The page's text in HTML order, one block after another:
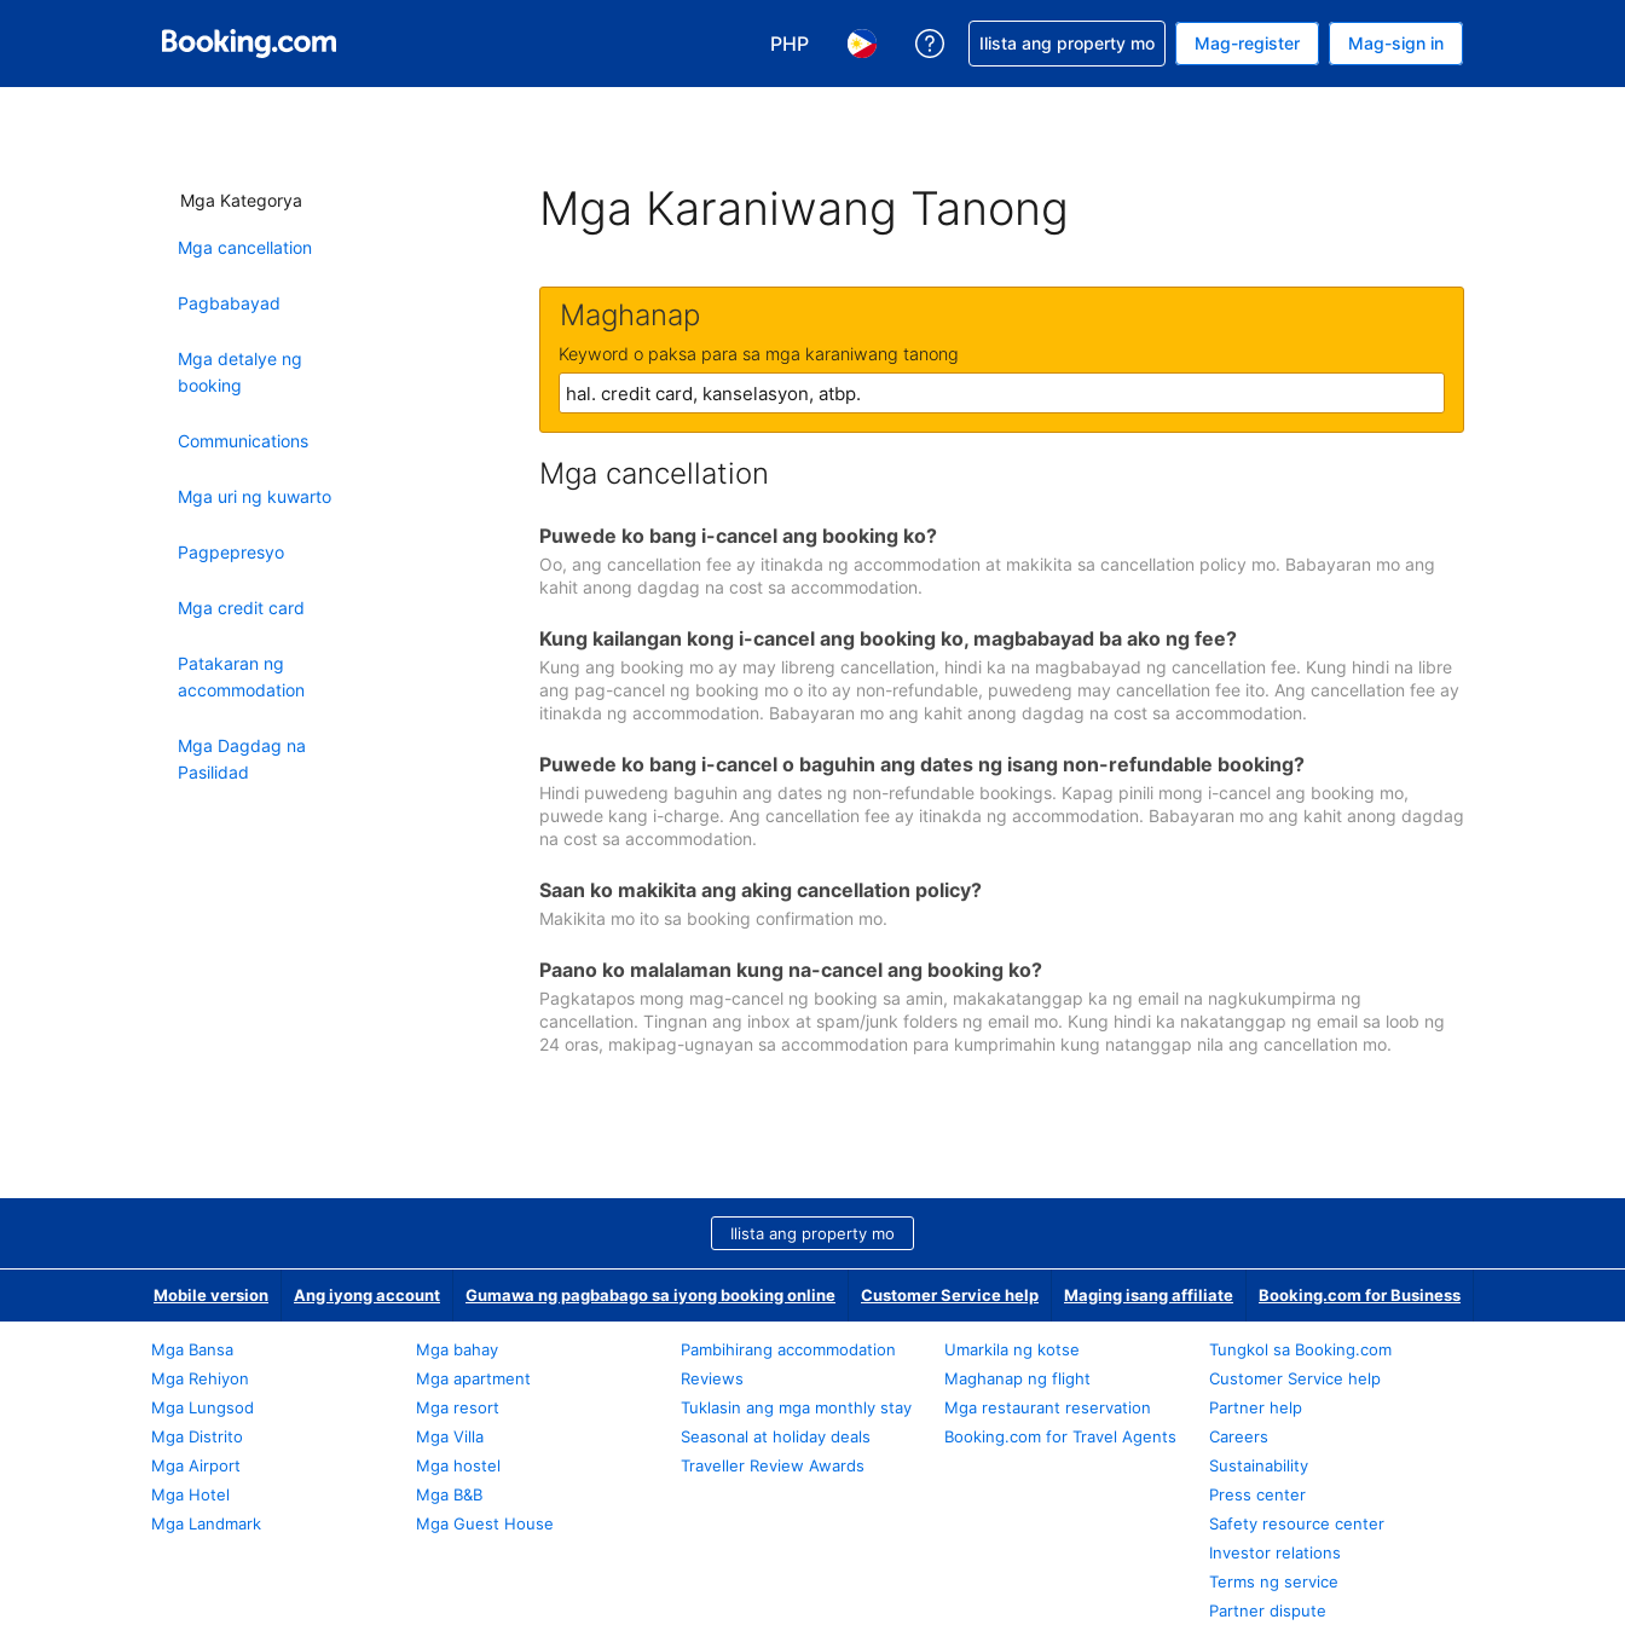
PHP
Pumili ng currency mo. PHP ang currency mo ngayon
Pumili ng wika mo. Filipino ang wika mo ngayon
Makakuha ng tulong sa reservation mo
Ilista ang property mo Mag-register Mag-sign in
Mga Kategorya
Mga cancellation
Pagbabayad
Mga detalye ng
booking
Communications
Mga uri ng kuwarto
Pagpepresyo
Mga credit card
Patakaran ng
accommodation
Mga Dagdag na
Pasilidad
Mga Karaniwang Tanong
Maghanap
Keyword o paksa para sa mga karaniwang tanong
Mga cancellation
Puwede ko bang i-cancel ang booking ko?
Oo, ang cancellation fee ay itinakda ng accommodation at makikita sa cancellation policy mo. Babayaran mo ang
kahit anong dagdag na cost sa accommodation.
Kung kailangan kong i-cancel ang booking ko, magbabayad ba ako ng fee?
Kung ang booking mo ay may libreng cancellation, hindi ka na magbabayad ng cancellation fee. Kung hindi na libre
ang pag-cancel ng booking mo o ito ay non-refundable, puwedeng may cancellation fee ito. Ang cancellation fee ay
itinakda ng accommodation. Babayaran mo ang kahit anong dagdag na cost sa accommodation.
Puwede ko bang i-cancel o baguhin ang dates ng isang non-refundable booking?
Hindi puwedeng baguhin ang dates ng non-refundable bookings. Kapag pinili mong i-cancel ang booking mo,
puwede kang i-charge. Ang cancellation fee ay itinakda ng accommodation. Babayaran mo ang kahit anong dagdag
na cost sa accommodation.
Saan ko makikita ang aking cancellation policy?
Makikita mo ito sa booking confirmation mo.
Paano ko malalaman kung na-cancel ang booking ko?
Pagkatapos mong mag-cancel ng booking sa amin, makakatanggap ka ng email na nagkukumpirma ng
cancellation. Tingnan ang inbox at spam/junk folders ng email mo. Kung hindi ka nakatanggap ng email sa loob ng
24 oras, makipag-ugnayan sa accommodation para kumprimahin kung natanggap nila ang cancellation mo.
Ilista ang property mo
Mobile version Ang iyong account Gumawa ng pagbabago sa iyong booking online Customer Service help Maging isang affiliate Booking.com for Business
Mga Bansa
Mga Rehiyon
Mga Lungsod
Mga Distrito
Mga Airport
Mga Hotel
Mga Landmark
Mga bahay
Mga apartment
Mga resort
Mga Villa
Mga hostel
Mga B&B
Mga Guest House
Pambihirang accommodation
Reviews
Tuklasin ang mga monthly stay
Seasonal at holiday deals
Traveller Review Awards
Umarkila ng kotse
Maghanap ng flight
Mga restaurant reservation
Booking.com for Travel Agents
Tungkol sa Booking.com
Customer Service help
Partner help
Careers
Sustainability
Press center
Safety resource center
Investor relations
Terms ng service
Partner dispute